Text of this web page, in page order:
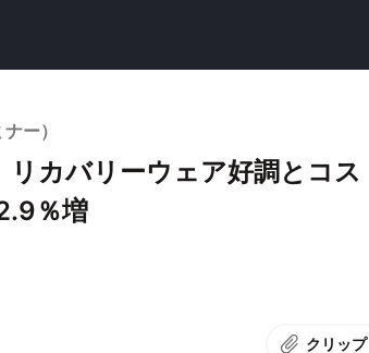
ー）
カバリーウェア好調とコス
％増
クリップ